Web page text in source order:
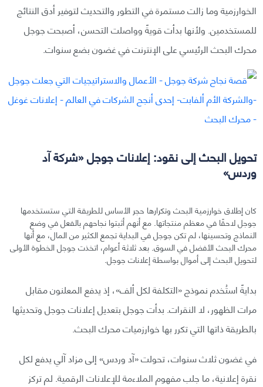
الخوارزمية وما زالت مستمرة في التطور والتحديث لتوفير أدق النتائج
للمستخدمين. ولأنها بدأت قويةً وواصلت التحسن، أصبحت جوجل
محرك البحث الرئيسي على الإنترنت في غضون بضع سنوات.
تحويل البحث إلى نقود: إعلانات جوجل «شركة آد
وردس»
كان إطلاق خوارزمية البحث وتكرارها حجر الأساس للطريقة التي ستستخدمها
جوجل لاحقًا في معظم منتجاتها. مع أنهم أثبتوا نجاحهم بالفعل في وضع
النماذج وتحسينها، لم تكن جوجل في البداية تجمع الكثير من المال، مع أنها
محرك البحث الأفضل في السوق. بعد ثلاثة أعوام، اتخذت جوجل الخطوة الأولى
لتحويل البحث إلى أموال بواسطة إعلانات جوجل.
بدايةً استُخدم نموذج «التكلفة لكل ألف»، إذ يدفع المعلنون مقابل
مرات الظهور، لا النقرات. بدأت جوجل بتعديل إعلانات جوجل وتحديثها
بالطريقة ذاتها التي تكرر بها خوارزميات محرك البحث.
في غضون ثلاث سنوات، تحولت «آد وردس» إلى مزاد آلي يدفع لكل
نقرة إعلانية، ما جلب مفهوم الملاءمة للإعلانات الرقمية. لم تركز